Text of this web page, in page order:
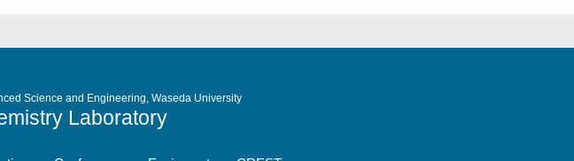
Science and Engineering, Waseda University
Laboratory